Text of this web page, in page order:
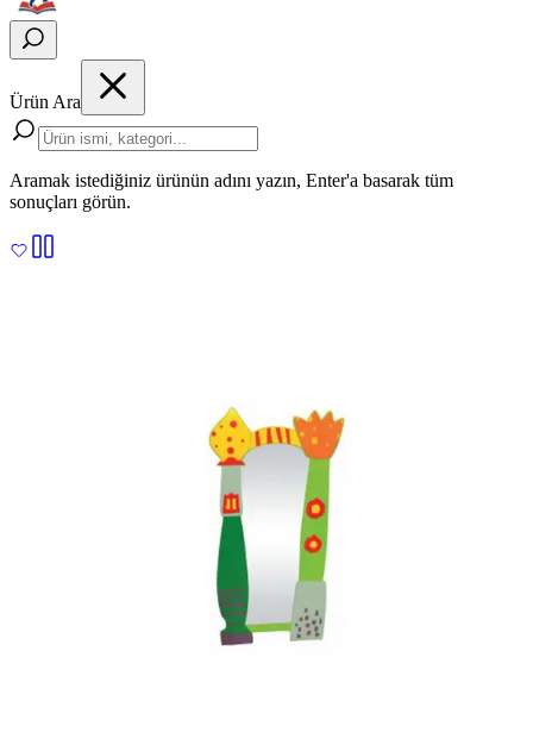
Ürün Ara
Aramak istediğiniz ürünün adını yazın, Enter'a basarak tüm
sonuçları görün.